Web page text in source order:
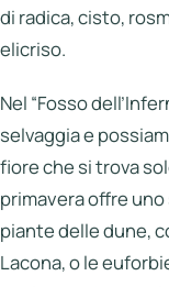
di radica, cisto,
elicriso.
Nel “Fosso
selvaggia e
fiore che si trova
primavera offre
piante delle dune,
Lacona, o le